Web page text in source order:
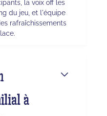
la voix off les
du jeu, et l'équipe
rafraîchissements
à